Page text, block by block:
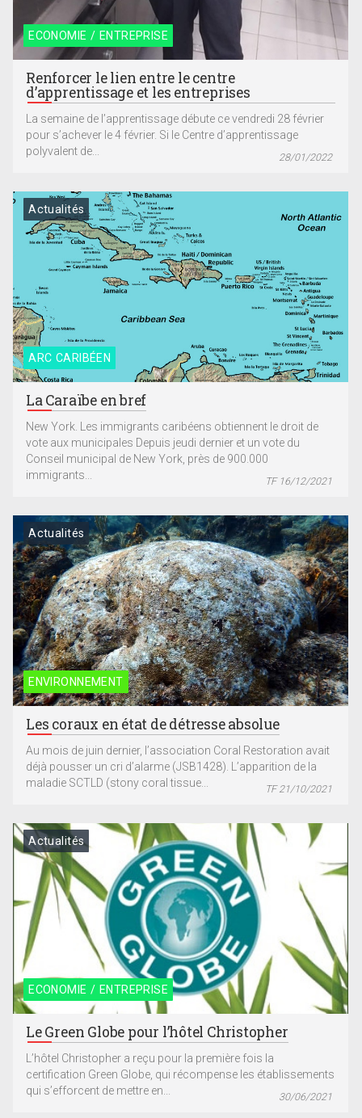
ECONOMIE / ENTREPRISE
Renforcer le lien entre le centre
d’apprentissage et les entreprises
La semaine de l’apprentissage débute ce vendredi 28 février
pour s’achever le 4 février. Si le Centre d’apprentissage
polyvalent de...
28/01/2022
ARC CARIBÉEN
Actualités
La Caraïbe en bref
New York. Les immigrants caribéens obtiennent le droit de
vote aux municipales Depuis jeudi dernier et un vote du
Conseil municipal de New York, près de 900.000
immigrants...
TF 16/12/2021
ENVIRONNEMENT
Actualités
Les coraux en état de détresse absolue
Au mois de juin dernier, l’association Coral Restoration avait
déjà pousser un cri d’alarme (JSB1428). L’apparition de la
maladie SCTLD (stony coral tissue...
TF 21/10/2021
ECONOMIE / ENTREPRISE
Actualités
Le Green Globe pour l’hôtel Christopher
L’hôtel Christopher a reçu pour la première fois la
certification Green Globe, qui récompense les établissements
qui s’efforcent de mettre en...
30/06/2021